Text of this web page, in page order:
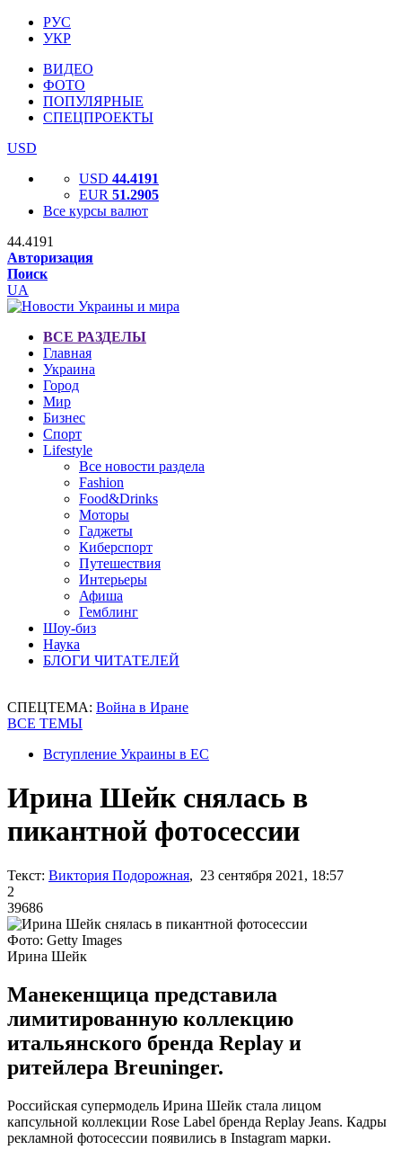
РУС
УКР
ВИДЕО
ФОТО
ПОПУЛЯРНЫЕ
СПЕЦПРОЕКТЫ
USD
USD 44.4191
EUR 51.2905
Все курсы валют
44.4191
Авторизация
Поиск
UA
ВСЕ РАЗДЕЛЫ
Главная
Украина
Город
Мир
Бизнес
Спорт
Lifestyle
Все новости раздела
Fashion
Food&Drinks
Моторы
Гаджеты
Киберспорт
Путешествия
Интерьеры
Афиша
Гемблинг
Шоу-биз
Наука
БЛОГИ ЧИТАТЕЛЕЙ
СПЕЦТЕМА: Война в Иране
ВСЕ ТЕМЫ
Вступление Украины в ЕС
Ирина Шейк снялась в
пикантной фотосессии
Текст: Виктория Подорожная, 23 сентября 2021, 18:57
2
39686
Фото: Getty Images
Ирина Шейк
Манекенщица представила
лимитированную коллекцию
итальянского бренда Replay и
ритейлера Breuninger.
Российская супермодель Ирина Шейк стала лицом
капсульной коллекции Rose Label бренда Replay Jeans. Кадры
рекламной фотосессии появились в Instagram марки.